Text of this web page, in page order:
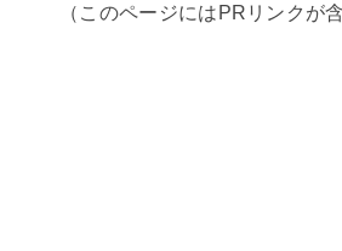
（このページにはPRリンクが